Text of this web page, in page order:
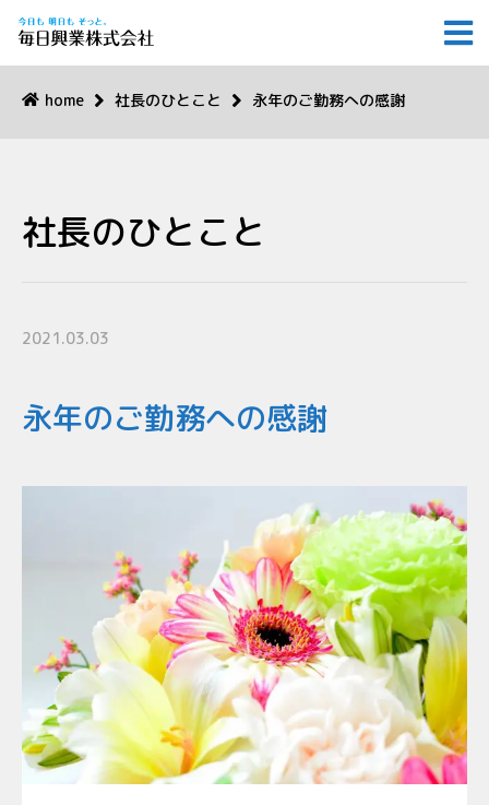
home 社長のひとこと 永年のご勤務への感謝
社長のひとこと
2021.03.03
永年のご勤務への感謝